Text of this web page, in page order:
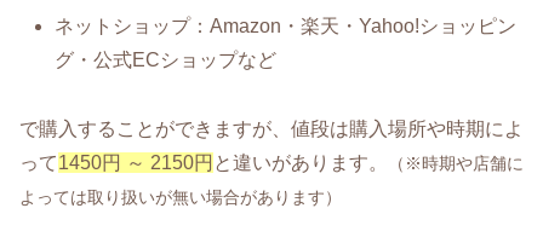
ネットショップ：Amazon・楽天・Yahoo!ショッピン
グ・公式ECショップなど
で購入することができますが、値段は購入場所や時期によ
って1450円 ～ 2150円 と違いがあります。
（※時期や店舗に
よっては取り扱いが無い場合があります）